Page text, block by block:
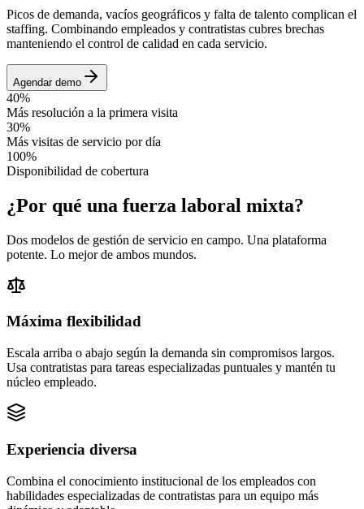
Picos de demanda, vacíos geográficos y falta de talento complican el
staffing. Combinando empleados y contratistas cubres brechas
manteniendo el control de calidad en cada servicio.
Agendar demo
40%
Más resolución a la primera visita
30%
Más visitas de servicio por día
100%
Disponibilidad de cobertura
¿Por qué una fuerza laboral mixta?
Dos modelos de gestión de servicio en campo. Una plataforma
potente. Lo mejor de ambos mundos.
Máxima flexibilidad
Escala arriba o abajo según la demanda sin compromisos largos.
Usa contratistas para tareas especializadas puntuales y mantén tu
núcleo empleado.
Experiencia diversa
Combina el conocimiento institucional de los empleados con
habilidades especializadas de contratistas para un equipo más